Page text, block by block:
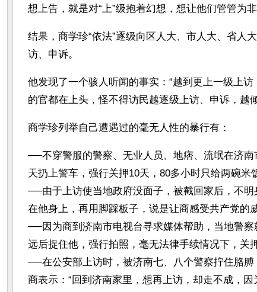
想上告，就是对“上”级抱着幻想，想让他们管管为
结果，商学珍“依法”逐级向区人大、市人大、省人
访、申诉。
他发现了一个骇人听闻的事实：“越到更上一级上
的官都在上头，怪不得访民越逐级上访、申诉，越
商学珍列举自己遭遇过的毫无人性的暴行有：
──不穿警服的警察、无业人员、地痞、流氓在济
天扔上警车，强行关押10天，80多小时只给两碗米
──由于上访使当地政府没面子，被截回家后，不
在他身上，再用脚踩板子，说是让商感受共产党的
──因为商到济南市电视台寻求媒体帮助，当地警
远后捉住他，强行拍照，毫无法律手续情况下，关
──在公安部上访时，被济南七、八个警察拧住胳膊
商表示：“回到济南家里，想再上访，却走不成，